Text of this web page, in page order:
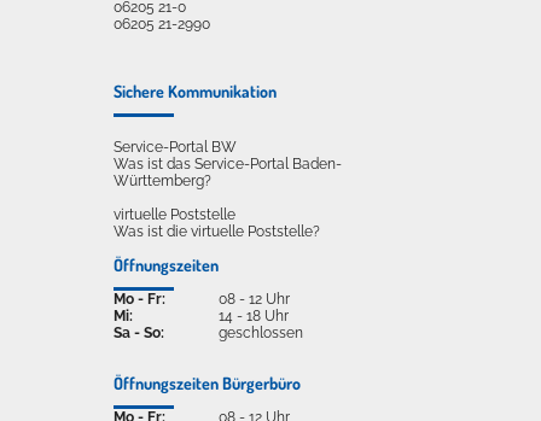
06205 21-0
06205 21-2990
Sichere Kommunikation
Service-Portal BW
Was ist das Service-Portal Baden-
Württemberg?
virtuelle Poststelle
Was ist die virtuelle Poststelle?
Öffnungszeiten
Mo - Fr:
Mi:
Sa - So:
08 - 12 Uhr
14 - 18 Uhr
geschlossen
Öffnungszeiten Bürgerbüro